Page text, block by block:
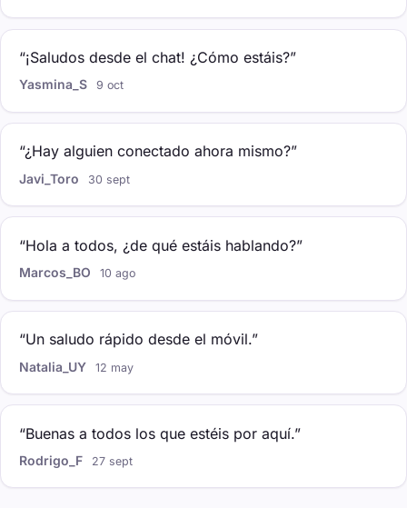
“¡Saludos desde el chat! ¿Cómo estáis?”
Yasmina_S 9 oct
“¿Hay alguien conectado ahora mismo?”
Javi_Toro 30 sept
“Hola a todos, ¿de qué estáis hablando?”
Marcos_BO 10 ago
“Un saludo rápido desde el móvil.”
Natalia_UY 12 may
“Buenas a todos los que estéis por aquí.”
Rodrigo_F 27 sept